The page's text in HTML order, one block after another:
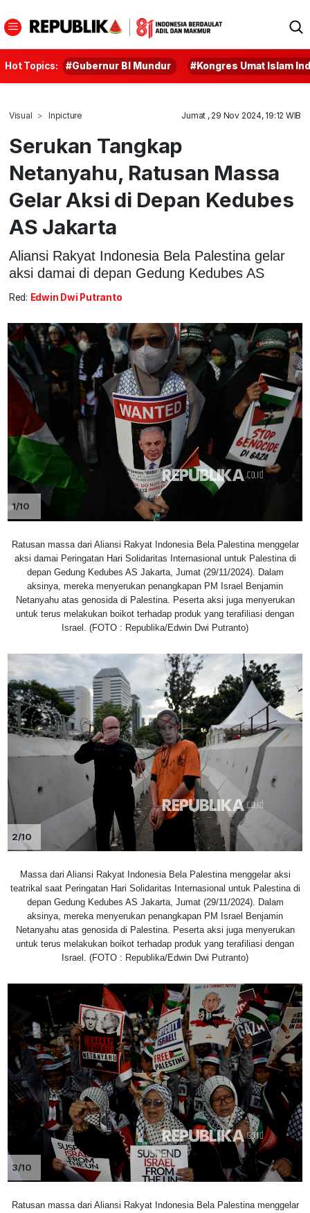
Hot Topics: #Gubernur BI Mundur #Kongres Umat Islam
Visual Inpicture Jumat , 29 Nov 2024, 19:12 WIB
Serukan Tangkap
Netanyahu, Ratusan Massa
Gelar Aksi di Depan Kedubes
AS Jakarta
Aliansi Rakyat Indonesia Bela Palestina gelar
aksi damai di depan Gedung Kedubes AS
Red: Edwin Dwi Putranto
1/10
Ratusan massa dari Aliansi Rakyat Indonesia Bela Palestina menggelar
aksi damai Peringatan Hari Solidaritas Internasional untuk Palestina di
depan Gedung Kedubes AS Jakarta, Jumat (29/11/2024). Dalam
aksinya, mereka menyerukan penangkapan PM Israel Benjamin
Netanyahu atas genosida di Palestina. Peserta aksi juga menyerukan
untuk terus melakukan boikot terhadap produk yang terafiliasi dengan
Israel. (FOTO : Republika/Edwin Dwi Putranto)
2/10
Massa dari Aliansi Rakyat Indonesia Bela Palestina menggelar aksi
teatrikal saat Peringatan Hari Solidaritas Internasional untuk Palestina di
depan Gedung Kedubes AS Jakarta, Jumat (29/11/2024). Dalam
aksinya, mereka menyerukan penangkapan PM Israel Benjamin
Netanyahu atas genosida di Palestina. Peserta aksi juga menyerukan
untuk terus melakukan boikot terhadap produk yang terafiliasi dengan
Israel. (FOTO : Republika/Edwin Dwi Putranto)
3/10
Ratusan massa dari Aliansi Rakyat Indonesia Bela Palestina menggelar